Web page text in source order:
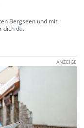
Bergseen und mit
dich da.
ANZEIGE